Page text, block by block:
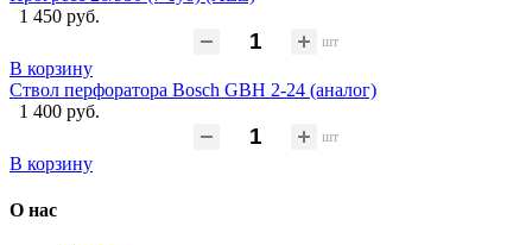
1 450 руб.
шт
В корзину
Ствол перфоратора Bosch GBH 2-24 (аналог)
1 400 руб.
шт
В корзину
О нас